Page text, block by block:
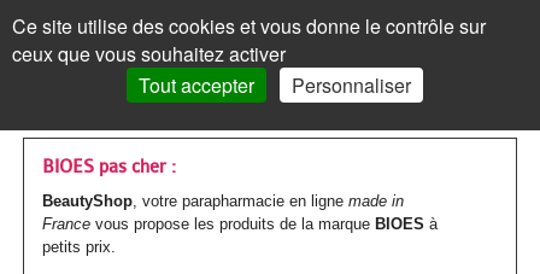
Les
soins
Visage
de
MAQUILLAGE
Le
Fond
CORPS CORPS
CHEVEUX
PANIER /0 MON COMPTE
BIOES pas cher :
BeautyShop, votre parapharmacie en lignemade in
France vous propose les produits de la marque BIOES à
petits prix.
Panneau de gestion des cookies
Ce site utilise des cookies et vous donne le contrôle sur
ceux que vous souhaitez activer
Tout accepter
Personnaliser